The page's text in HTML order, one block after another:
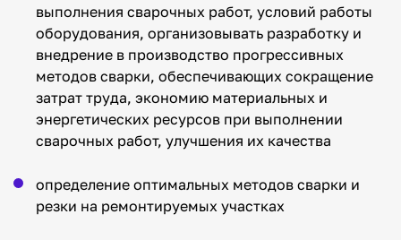
выполнения сварочных работ, условий работы
оборудования, организовывать разработку и
внедрение в производство прогрессивных
методов сварки, обеспечивающих сокращение
затрат труда, экономию материальных и
энергетических ресурсов при выполнении
сварочных работ, улучшения их качества
определение оптимальных методов сварки и
резки на ремонтируемых участках